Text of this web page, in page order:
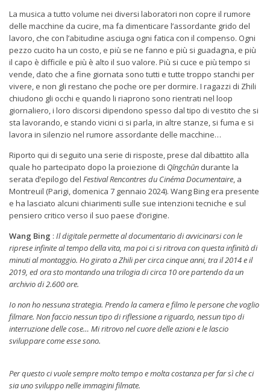
La musica a tutto volume nei diversi laboratori non copre il rumore
delle macchine da cucire, ma fa dimenticare l’assordante grido del
lavoro, che con l’abitudine asciuga ogni fatica con il compenso. Ogni
pezzo cucito ha un costo, e più se ne fanno e più si guadagna, e più
il capo è difficile e più è alto il suo valore. Più si cuce e più tempo si
vende, dato che a fine giornata sono tutti e tutte troppo stanchi per
vivere, e non gli restano che poche ore per dormire. I ragazzi di Zhili
chiudono gli occhi e quando li riaprono sono rientrati nel loop
giornaliero, i loro discorsi dipendono spesso dal tipo di vestito che si
sta lavorando, e stando vicini ci si parla, in altre stanze, si fuma e si
lavora in silenzio nel rumore assordante delle macchine…
Riporto qui di seguito una serie di risposte, prese dal dibattito alla
quale ho partecipato dopo la proiezione di Qīngchūn durante la
serata d’epilogo del Festival Rencontres du Cinéma Documentaire, a
Montreuil (Parigi, domenica 7 gennaio 2024). Wang Bing era presente
e ha lasciato alcuni chiarimenti sulle sue intenzioni tecniche e sul
pensiero critico verso il suo paese d’origine.
Wang Bing : Il digitale permette al documentario di avvicinarsi con le
riprese infinite al tempo della vita, ma poi ci si ritrova con questa infinità di
minuti al montaggio. Ho girato a Zhili per circa cinque anni, tra il 2014 e il
2019, ed ora sto montando una trilogia di circa 10 ore partendo da un
archivio di 2.600 ore.
Io non ho nessuna strategia. Prendo la camera e filmo le persone che voglio
filmare. Non faccio nessun tipo di riflessione a riguardo, nessun tipo di
interruzione delle cose… Mi ritrovo nel cuore delle azioni e le lascio
sviluppare come esse sono.
Per questo ci vuole sempre molto tempo e molta costanza per far sì che ci
sia uno sviluppo nelle immagini filmate.